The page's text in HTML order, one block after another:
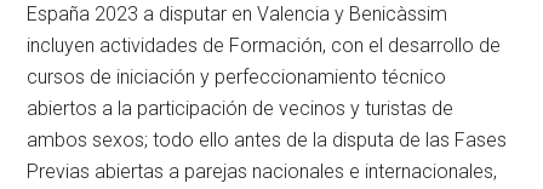
España 2023 a disputar en Valencia y Benicàssim
incluyen actividades de Formación, con el desarrollo de
cursos de iniciación y perfeccionamiento técnico
abiertos a la participación de vecinos y turistas de
ambos sexos; todo ello antes de la disputa de las Fases
Previas abiertas a parejas nacionales e internacionales,